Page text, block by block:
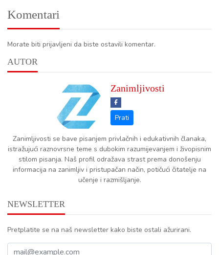
Komentari
Morate biti prijavljeni da biste ostavili komentar.
AUTOR
Zanimljivosti
Zanimljivosti se bave pisanjem privlačnih i edukativnih članaka,
istražujući raznovrsne teme s dubokim razumijevanjem i živopisnim
stilom pisanja. Naš profil odražava strast prema donošenju
informacija na zanimljiv i pristupačan način, potičući čitatelje na
učenje i razmišljanje.
NEWSLETTER
Pretplatite se na naš newsletter kako biste ostali ažurirani.